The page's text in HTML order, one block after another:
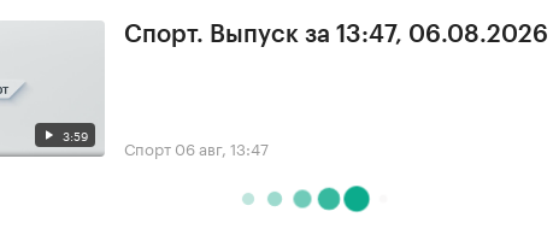
3:59
Спорт. Выпуск за 13:47, 06.08.2026
Спорт 06 авг, 13:47